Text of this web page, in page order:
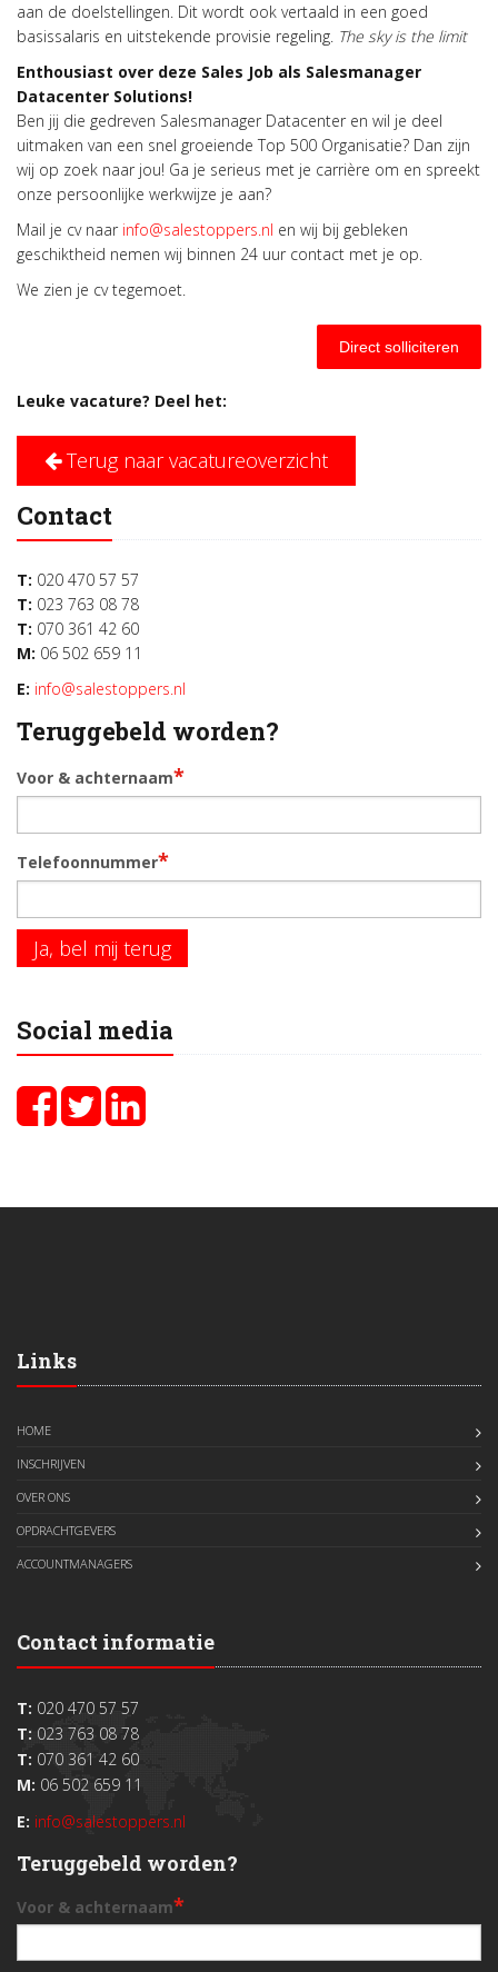
aan de doelstellingen. Dit wordt ook vertaald in een goed
basissalaris en uitstekende provisie regeling. The sky is the limit
Enthousiast over deze Sales Job als Salesmanager
Datacenter Solutions!
Ben jij die gedreven Salesmanager Datacenter en wil je deel
uitmaken van een snel groeiende Top 500 Organisatie? Dan zijn
wij op zoek naar jou! Ga je serieus met je carrière om en spreekt
onze persoonlijke werkwijze je aan?
Mail je cv naar info@salestoppers.nl en wij bij gebleken
geschiktheid nemen wij binnen 24 uur contact met je op.
We zien je cv tegemoet.
Direct solliciteren
Leuke vacature? Deel het:
Terug naar vacatureoverzicht
Contact
T: 020 470 57 57
T: 023 763 08 78
T: 070 361 42 60
M: 06 502 659 11
E: info@salestoppers.nl
Teruggebeld worden?
Voor & achternaam*
Telefoonnummer*
Ja, bel mij terug
Social media
Links
HOME
INSCHRIJVEN
OVER ONS
OPDRACHTGEVERS
ACCOUNTMANAGERS
Contact informatie
T: 020 470 57 57
T: 023 763 08 78
T: 070 361 42 60
M: 06 502 659 11
E: info@salestoppers.nl
Teruggebeld worden?
Voor & achternaam*